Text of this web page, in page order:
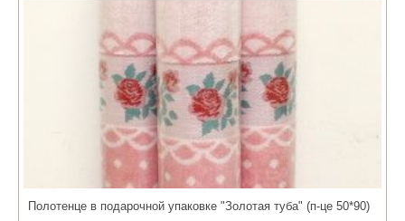
Полотенце в подарочной упаковке "Золотая туба" (п-це 50*90)